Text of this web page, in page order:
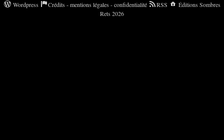
Wordpress Crédits - mentions légales - confidentialité RSS
Éditions Sombres
Rets 2026